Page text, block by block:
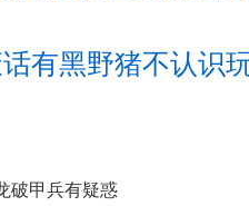
有黑野猪不认识
破甲兵有疑惑